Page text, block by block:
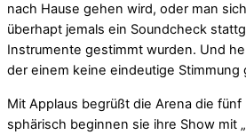
nach Hause gehen wird, oder man
überhapt jemals ein Soundcheck
Instrumente gestimmt wurden. Und
der einem keine eindeutige Stimmung
Mit Applaus begrüßt die Arena die fünf
sphärisch beginnen sie ihre Show mit